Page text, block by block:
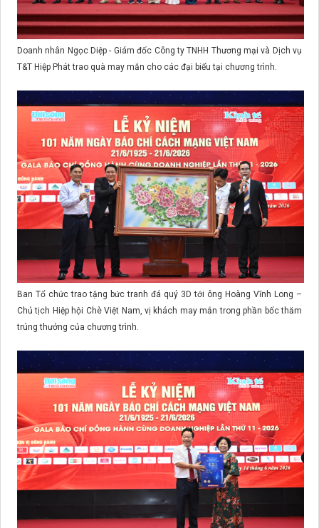
Doanh nhân Ngọc Diệp - Giám đốc Công ty TNHH Thương mại và Dịch vụ
T&T Hiệp Phát trao quà may mắn cho các đại biểu tại chương trình.
Ban Tổ chức trao tặng bức tranh đá quý 3D tới ông Hoàng Vĩnh Long –
Chủ tịch Hiệp hội Chè Việt Nam, vị khách may mắn trong phần bốc thăm
trúng thưởng của chương trình.